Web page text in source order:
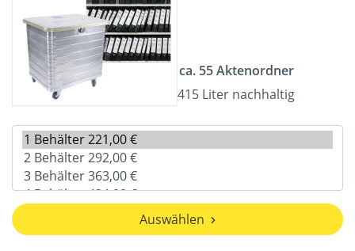
ca. 55 Aktenordner
415 Liter nachhaltig
Auswählen